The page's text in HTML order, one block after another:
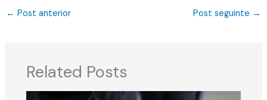
← Post anterior Post seguinte →
Related Posts